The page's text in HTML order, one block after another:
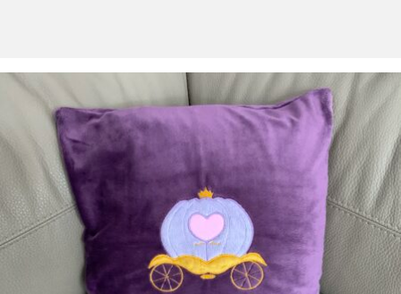
PIERRE FEUILLE CISEAUX MENU